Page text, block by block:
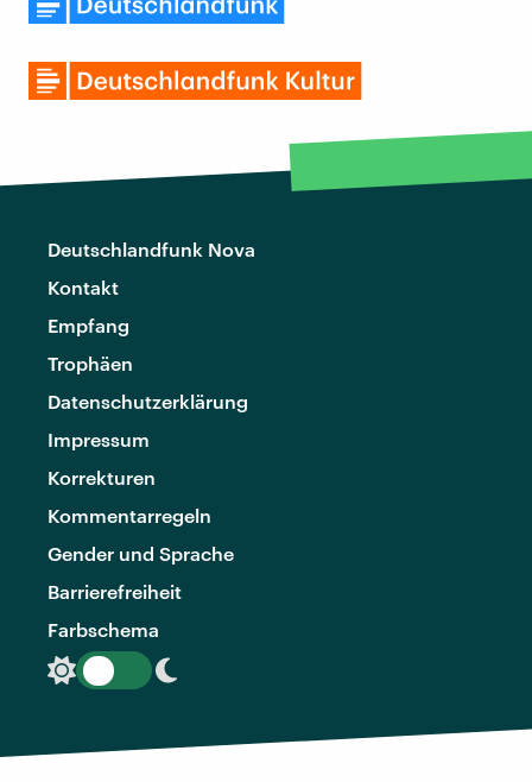
Deutschlandfunk Nova
Kontakt
Empfang
Trophäen
Datenschutzerklärung
Impressum
Korrekturen
Kommentarregeln
Gender und Sprache
Barrierefreiheit
Farbschema